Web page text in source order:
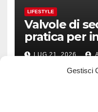
Gestisci
LIFESTYLE
Valvole di
pratica per
LUG 21, 2026